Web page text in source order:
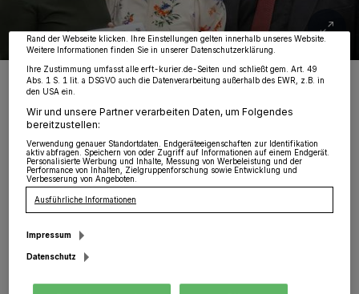
Neuer Grundstücksmarktbericht (von links): Landrätin Katharina
Reinhold, Geschäftsstellenleiterin
Vorsitzende des Gutachterausschusses.
Foto: RKN.
D er Grundstücksmarktbericht ist nun
veröffentlicht und stellt damit für
Sachverständige, Bürger und alle anderen
möglicherweise nicht mehr so relevant für Sie. Sie können dieses Menü jederzeit
wieder aufrufen, um Ihre Einstellungen zu ändern oder Ihre Einwilligung zu
widerrufen, indem Sie auf den Link Einstellungen oder Ablehnen am unteren
Rand der Webseite klicken. Ihre Einstellungen gelten innerhalb unseres Website.
Weitere Informationen finden Sie in unserer Datenschutzerklärung.
Ihre Zustimmung umfasst alle erft-kurier.de-Seiten und schließt gem. Art. 49
Abs. 1 S. 1 lit. a DSGVO auch die Datenverarbeitung außerhalb des EWR, z.B. in
den USA ein.
Wir und unsere Partner verarbeiten Daten, um Folgendes
bereitzustellen:
Verwendung genauer Standortdaten. Endgeräteeigenschaften zur Identifikation
aktiv abfragen. Speichern von oder Zugriff auf Informationen auf einem Endgerät.
Personalisierte Werbung und Inhalte, Messung von Werbeleistung und der
Performance von Inhalten, Zielgruppenforschung sowie Entwicklung und
Verbesserung von Angeboten.
Ausführliche Informationen
Impressum
Datenschutz